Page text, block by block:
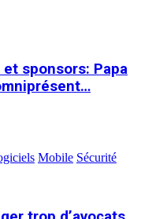
sponsors: Papa
Mobile Sécurité